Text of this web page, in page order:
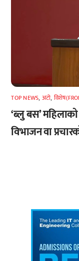
TOP NEWS, अटाे,
‘ब्लु बस’
विभाजन वा